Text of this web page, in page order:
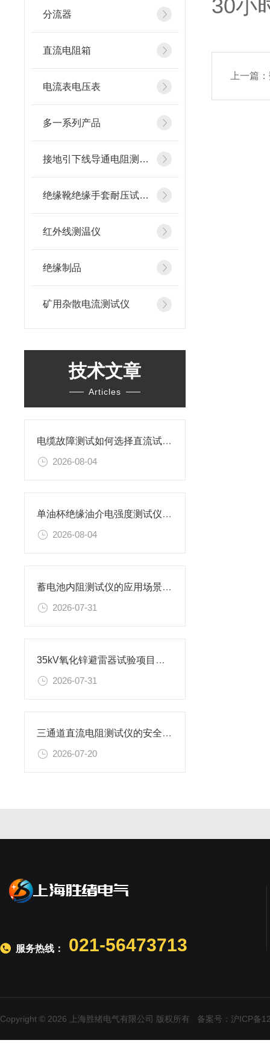
分流器
直流电阻箱
电流表电压表
多一系列产品
接地引下线导通电阻测试仪
绝缘靴绝缘手套耐压试验装置
红外线测温仪
绝缘制品
矿用杂散电流测试仪
技术文章
Articles
电缆故障测试如何选择直流试验还是交流试验？
2026-08-04
单油杯绝缘油介电强度测试仪特性及操作步骤
2026-08-04
蓄电池内阻测试仪的应用场景有哪些
2026-07-31
35kV氧化锌避雷器试验项目及设备
2026-07-31
三通道直流电阻测试仪的安全使用准则
2026-07-20
30小
上一篇：
服务热线： 021-56473713
Copyright © 2026 上海胜绪电气有限公司 版权所有 备案号：沪ICP备